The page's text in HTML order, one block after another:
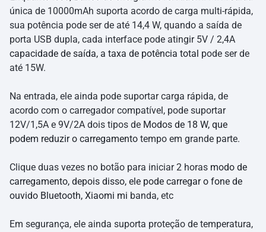
única de 10000mAh suporta acordo de carga multi-rápida,
sua potência pode ser de até 14,4 W, quando a saída de
porta USB dupla, cada interface pode atingir 5V / 2,4A
capacidade de saída, a taxa de potência total pode ser de
até 15W.
Na entrada, ele ainda pode suportar carga rápida, de
acordo com o carregador compatível, pode suportar
12V/1,5A e 9V/2A dois tipos de Modos de 18 W, que
podem reduzir o carregamento tempo em grande parte.
Clique duas vezes no botão para iniciar 2 horas modo de
carregamento, depois disso, ele pode carregar o fone de
ouvido Bluetooth, Xiaomi mi banda, etc
Em segurança, ele ainda suporta proteção de temperatura,